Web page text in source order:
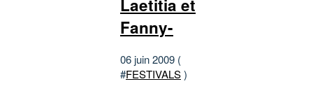
Laetitia et
Fanny-
06 juin 2009 (
#FESTIVALS)